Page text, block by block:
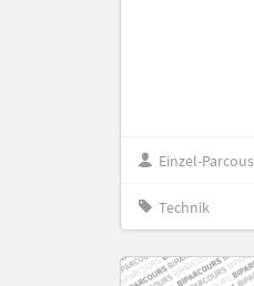
Einzel-Parcous
Technik